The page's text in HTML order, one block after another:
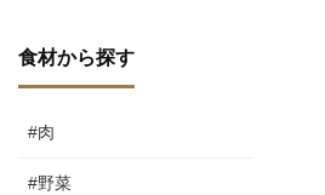
食材から探す
#肉
#野菜